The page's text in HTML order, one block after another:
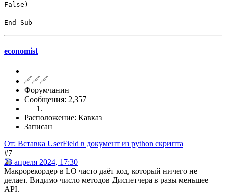
False)
End Sub
economist
Форумчанин
Сообщения: 2,357
Расположение: Кавказ
Записан
От: Вставка UserField в документ из python скрипта
#7
23 апреля 2024, 17:30
Макрорекордер в LO часто даёт код, который ничего не
делает. Видимо число методов Диспетчера в разы меньшее
API.